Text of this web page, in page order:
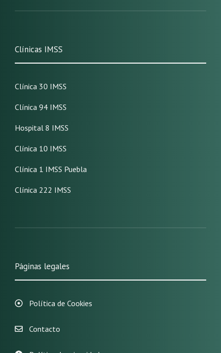
Clínicas IMSS
Clínica 30 IMSS
Clínica 94 IMSS
Hospital 8 IMSS
Clínica 10 IMSS
Clínica 1 IMSS Puebla
Clínica 222 IMSS
Páginas legales
Política de Cookies
Contacto